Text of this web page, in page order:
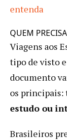
entenda
QUEM
Viagens aos
tipo de visto
documento
os principais:
estudo ou
Brasileiros